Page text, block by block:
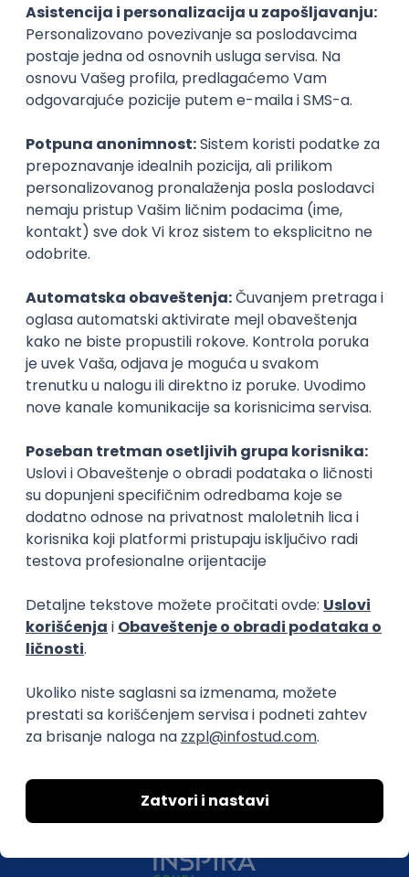
OGLASI PO KRITERIJUMU Big Data Specialist
Data Scientist GenAI
Madiff
Inostranstvo, Inostranstvo | Rad od kuće
13.09.2026.
Data Science Specialist – AI Trainer
Invisible Technologies
Remote
31.08.2026.
Okupljamo IT zajednicu, podižemo
efikasno spajamo kandidate i poslodavce.
O nama
Za poslodavce
Uslovi korišćenja
Uklonjeni profili poslodavaca
Za medije
Druželjubivi smo!